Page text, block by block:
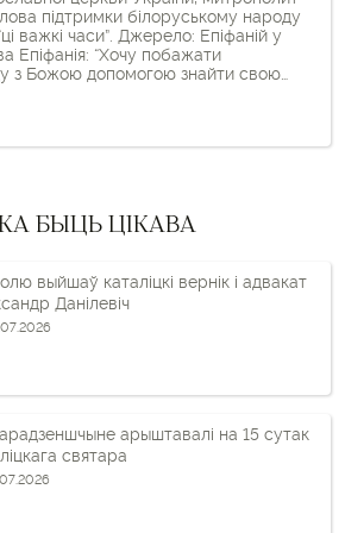
підтримки білоруському народу
важкі часи”. Джерело: Епіфаній у
Епіфанія: “Хочу побажати
з Божою допомогою знайти свою
і незалежне майбутнє
свій голос до заяв тих численних
БЫЦЬ ЦІКАВА
выйшаў каталіцкі вернік і адвакат
Данілевіч
арыштавалі на 15 сутак
святара